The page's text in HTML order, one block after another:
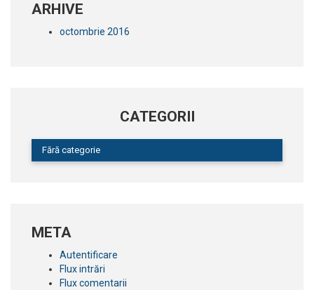
ARHIVE
octombrie 2016
CATEGORII
Fără categorie
META
Autentificare
Flux intrări
Flux comentarii